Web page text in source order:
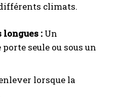
climats.
longues : Un
seule ou sous un
lorsque la